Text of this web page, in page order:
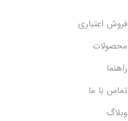
فروش اعتباری
محصولات
راهنما
تماس با ما
وبلاگ